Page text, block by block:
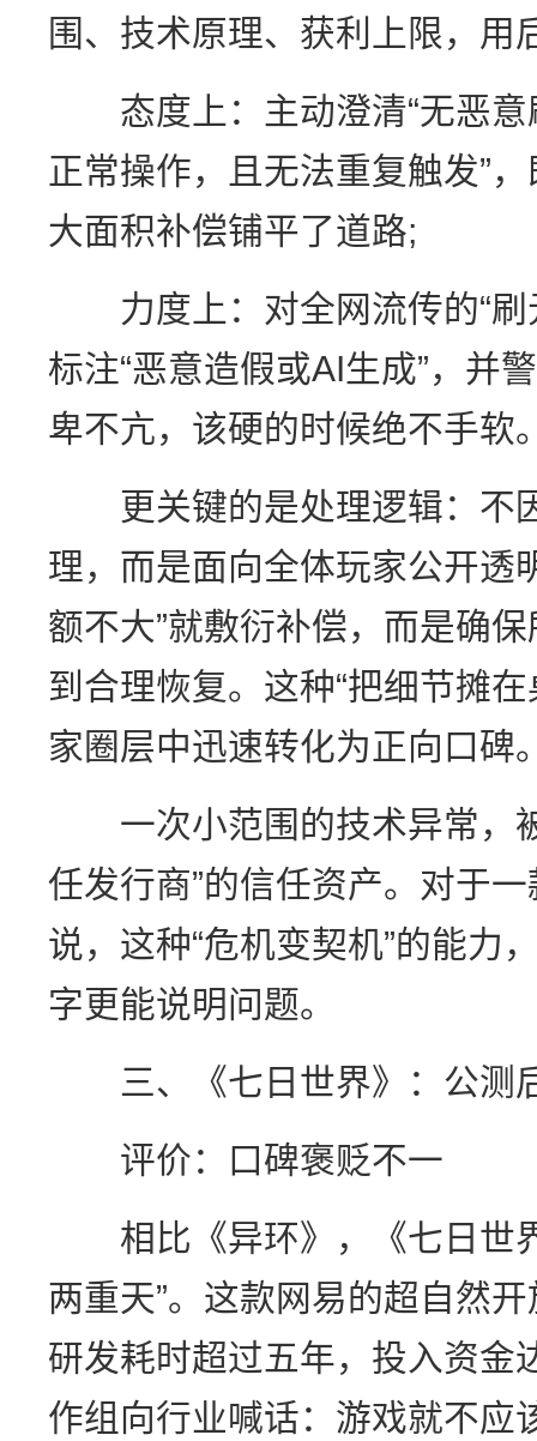
围、技术原理、获利上限，用
态度上：主动澄清“无恶意
正常操作，且无法重复触发”
大面积补偿铺平了道路;
力度上：对全网流传的“刷
标注“恶意造假或AI生成”，
卑不亢，该硬的时候绝不手软
更关键的是处理逻辑：不因
理，而是面向全体玩家公开透
额不大”就敷衍补偿，而是确
到合理恢复。这种“把细节摊
家圈层中迅速转化为正向口碑
一次小范围的技术异常，
任发行商”的信任资产。对于
说，这种“危机变契机”的能力
字更能说明问题。
三、《七日世界》：公测
评价：口碑褒贬不一
相比《异环》，《七日世
两重天”。这款网易的超自然
研发耗时超过五年，投入资金
作组向行业喊话：游戏就不应